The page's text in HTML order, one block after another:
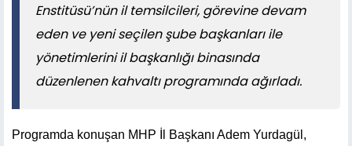
Enstitüsü’nün il temsilcileri, görevine devam
eden ve yeni seçilen şube başkanları ile
yönetimlerini il başkanlığı binasında
düzenlenen kahvaltı programında ağırladı.
Programda konuşan MHP İl Başkanı Adem Yurdagül,